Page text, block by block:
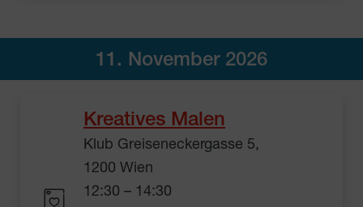
11. November 2026
Kreatives Malen
Klub Greiseneckergasse 5,
1200 Wien
12:30 – 14:30